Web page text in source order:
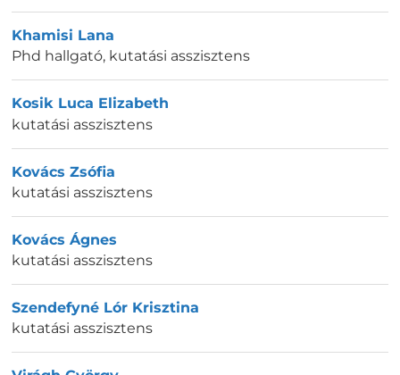
Khamisi Lana
Phd hallgató, kutatási asszisztens
Kosik Luca Elizabeth
kutatási asszisztens
Kovács Zsófia
kutatási asszisztens
Kovács Ágnes
kutatási asszisztens
Szendefyné Lór Krisztina
kutatási asszisztens